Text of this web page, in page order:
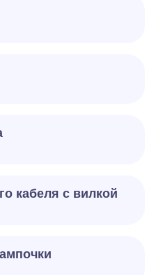
кабеля с вилкой